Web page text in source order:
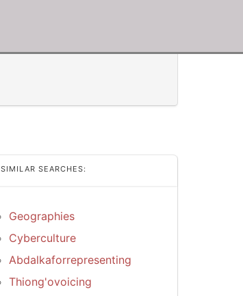
SIMILAR SEARCHES:
Geographies
Cyberculture
Abdalkaforrepresenting
Thiong'ovoicing